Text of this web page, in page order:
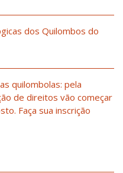
dos Quilombos do
quilombolas: pela
de direitos vão começar
Faça sua inscrição